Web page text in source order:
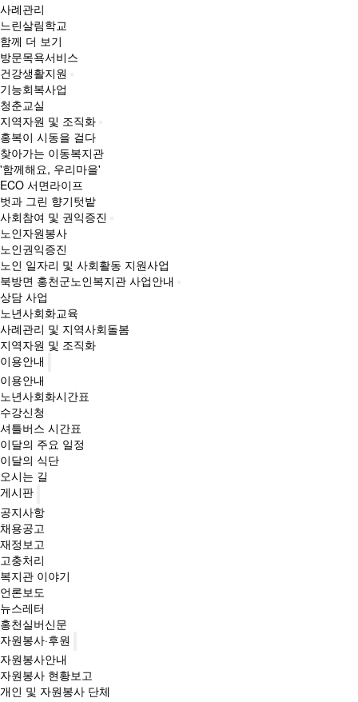
사례관리
느린살림학교
함께 더 보기
방문목욕서비스
건강생활지원
기능회복사업
청춘교실
지역자원 및 조직화
홍복이 시동을 걸다
찾아가는 이동복지관
'함께해요, 우리마을'
ECO 서면라이프
벗과 그린 향기텃밭
사회참여 및 권익증진
노인자원봉사
노인권익증진
노인 일자리 및 사회활동 지원사업
북방면 홍천군노인복지관 사업안내
상담 사업
노년사회화교육
사례관리 및 지역사회돌봄
지역자원 및 조직화
이용안내
이용안내
노년사회화시간표
수강신청
셔틀버스 시간표
이달의 주요 일정
이달의 식단
오시는 길
게시판
공지사항
채용공고
재정보고
고충처리
복지관 이야기
언론보도
뉴스레터
홍천실버신문
자원봉사·후원
자원봉사안내
자원봉사 현황보고
개인 및 자원봉사 단체